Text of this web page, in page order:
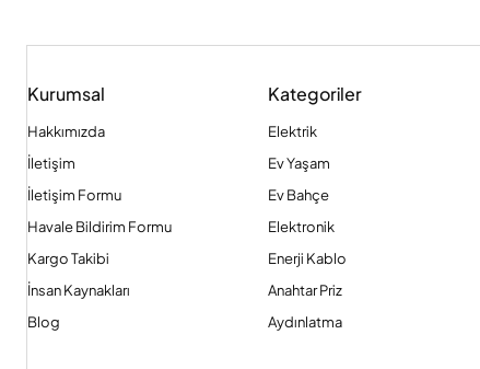
Kurumsal
Hakkımızda
İletişim
İletişim Formu
Havale Bildirim Formu
Kargo Takibi
İnsan Kaynakları
Blog
Kategoriler
Elektrik
Ev Yaşam
Ev Bahçe
Elektronik
Enerji Kablo
Anahtar Priz
Aydınlatma